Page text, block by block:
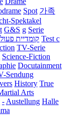
Spot 가족
Spektakel
G&S g Serie
קומדיית Test c
TV-Serie
Science-Fiction
Docutainment
Sendung
History True
Arts
- Austellung Halle